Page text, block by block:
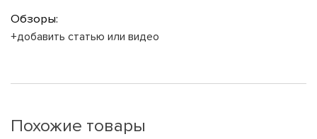
Обзоры:
+добавить статью или видео
Похожие товары